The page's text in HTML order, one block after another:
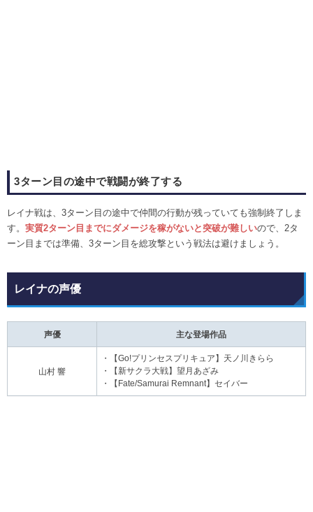
3ターン目の途中で戦闘が終了する
レイナ戦は、3ターン目の途中で仲間の行動が残っていても強制終了しま
す。 実質2ターン目までにダメージを稼がないと突破が難しいので、2タ
ーン目までは準備、3ターン目を総攻撃という戦法は避けましょう。
レイナの声優
声優 主な登場作品
山村 響
・【Go!プリンセスプリキュア】天ノ川きらら
・【新サクラ大戦】望月あざみ
・【Fate/Samurai Remnant】セイバー